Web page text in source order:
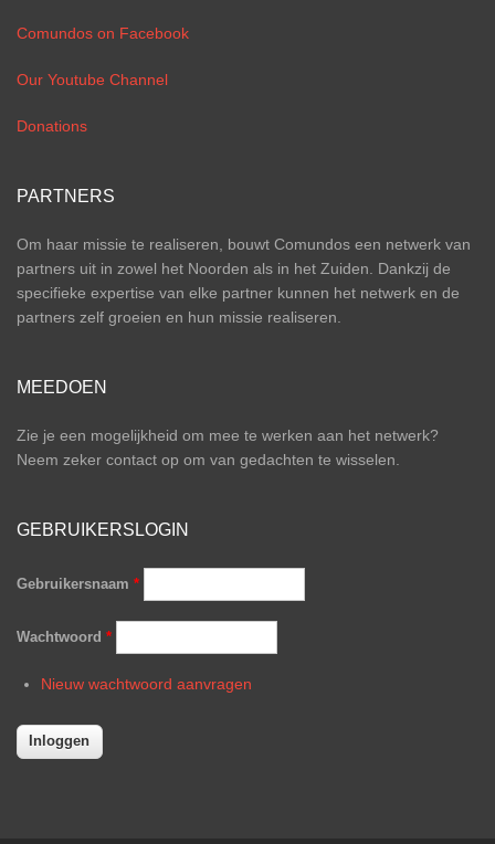
Comundos on Facebook
Our Youtube Channel
Donations
PARTNERS
Om haar missie te realiseren, bouwt Comundos een netwerk van
partners uit in zowel het Noorden als in het Zuiden. Dankzij de
specifieke expertise van elke partner kunnen het netwerk en de
partners zelf groeien en hun missie realiseren.
MEEDOEN
Zie je een mogelijkheid om mee te werken aan het netwerk?
Neem zeker contact op om van gedachten te wisselen.
GEBRUIKERSLOGIN
Gebruikersnaam *
Wachtwoord *
Nieuw wachtwoord aanvragen